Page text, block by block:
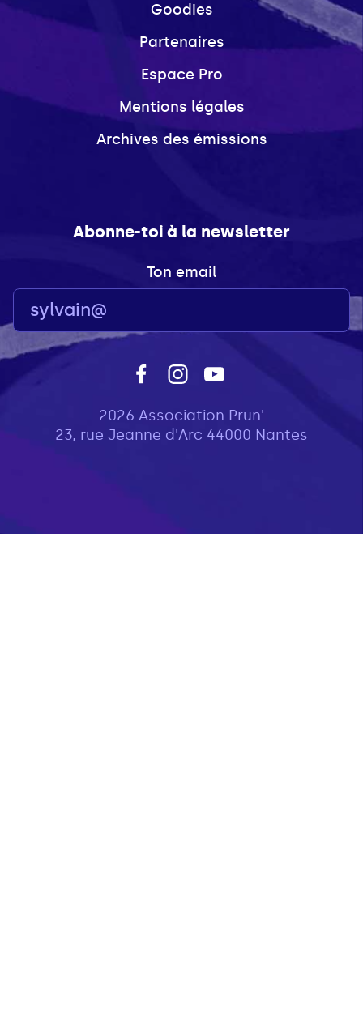
Goodies
Partenaires
Espace Pro
Mentions légales
Archives des émissions
Abonne-toi à la newsletter
Ton email
2026 Association Prun'
23, rue Jeanne d'Arc 44000 Nantes